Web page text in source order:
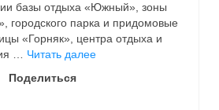
базы отдыха «Южный», зоны
городского парка и придомовые
«Горняк», центра отдыха и
… Читать далее
Поделиться